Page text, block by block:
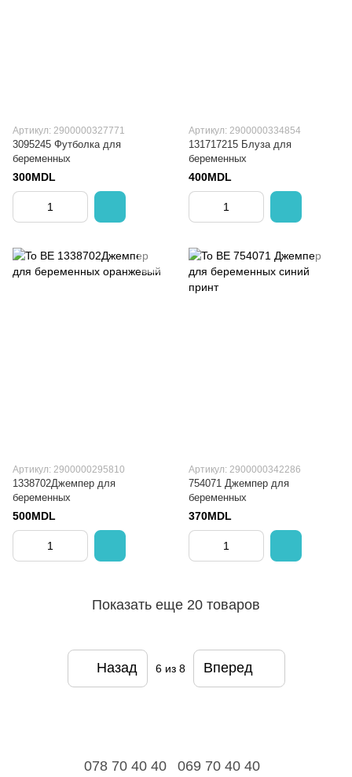
Артикул: 2900000327771
3095245 Футболка для
беременных
300MDL
Артикул: 2900000334854
131717215 Блуза для
беременных
400MDL
Артикул: 2900000295810
1338702Джемпер для
беременных
500MDL
Артикул: 2900000342286
754071 Джемпер для
беременных
370MDL
Показать еще 20 товаров
Назад 6из 8 Вперед
078 70 40 40 069 70 40 40